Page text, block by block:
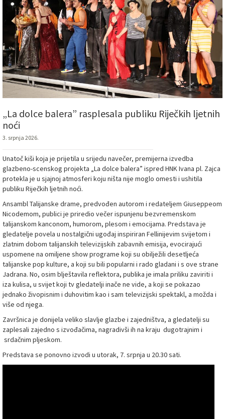
„La dolce balera” rasplesala publiku Riječkih ljetnih
noći
3. srpnja 2026.
Unatoč kiši koja je prijetila u srijedu navečer, premijerna izvedba
glazbeno-scenskog projekta „La dolce balera” ispred HNK Ivana pl. Zajca
protekla je u sjajnoj atmosferi koju ništa nije moglo omesti i ushitila
publiku Riječkih ljetnih noći.
Ansambl Talijanske drame, predvođen autorom i redateljem Giuseppeom
Nicodemom, publici je priredio večer ispunjenu bezvremenskom
talijanskom kanconom, humorom, plesom i emocijama. Predstava je
gledatelje povela u nostalgični ugođaj inspiriran Fellinijevim svijetom i
zlatnim dobom talijanskih televizijskih zabavnih emisija, evocirajući
uspomene na omiljene show programe koji su obilježili desetljeća
talijanske pop kulture, a koji su bili popularni i rado gladani i s ove strane
Jadrana. No, osim blještavila reflektora, publika je imala priliku zaviriti i
iza kulisa, u svijet koji tv gledatelji inače ne vide, a koji se pokazao
jednako živopisnim i duhovitim kao i sam televizijski spektakl, a možda i
više od njega.
Završnica je donijela veliko slavlje glazbe i zajedništva, a gledatelji su
zaplesali zajedno s izvođačima, nagradivši ih na kraju dugotrajnim i
srdačnim pljeskom.
Predstava se ponovno izvodi u utorak, 7. srpnja u 20.30 sati.